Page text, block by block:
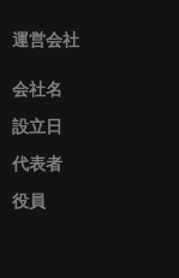
運営会社
会社名
設立日
代表者
役員